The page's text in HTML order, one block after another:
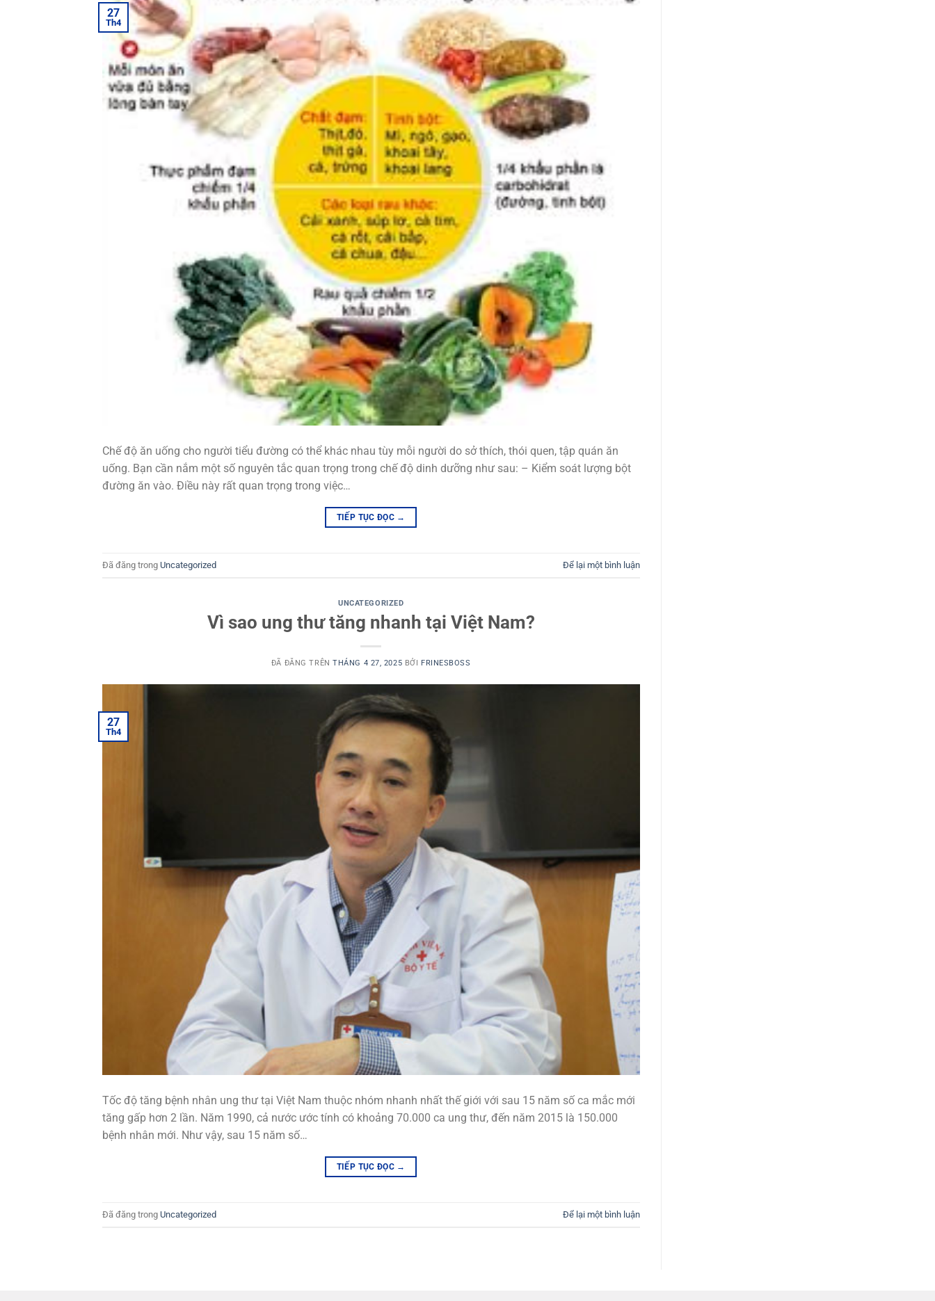
27
Th4
Chế độ ăn uống cho người tiểu đường có thể khác nhau tùy mỗi người do sở thích, thói quen, tập quán ăn
uống. Bạn cần nắm một số nguyên tắc quan trọng trong chế độ dinh dưỡng như sau: – Kiểm soát lượng bột
đường ăn vào. Điều này rất quan trọng trong việc…
TIẾP TỤC ĐỌC →
Đã đăng trong Uncategorized Để lại một bình luận
UNCATEGORIZED
Vì sao ung thư tăng nhanh tại Việt Nam?
ĐÃ ĐĂNG TRÊNTHÁNG 4 27, 2025 BỞI FRINESBOSS
27
Th4
Tốc độ tăng bệnh nhân ung thư tại Việt Nam thuộc nhóm nhanh nhất thế giới với sau 15 năm số ca mắc mới
tăng gấp hơn 2 lần. Năm 1990, cả nước ước tính có khoảng 70.000 ca ung thư, đến năm 2015 là 150.000
bệnh nhân mới. Như vậy, sau 15 năm số…
TIẾP TỤC ĐỌC →
Đã đăng trong Uncategorized Để lại một bình luận